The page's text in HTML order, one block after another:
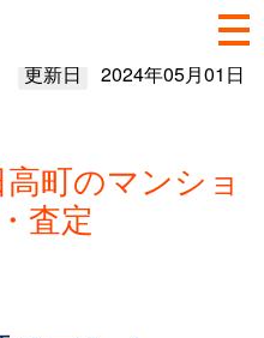
更新日 2024年05月01日
町のマンショ
査定